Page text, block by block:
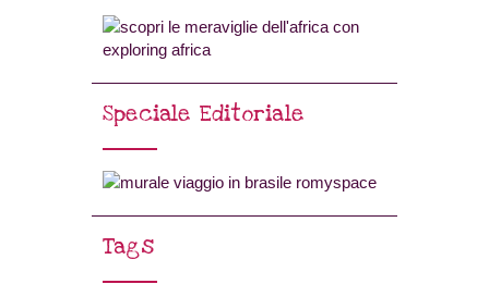
Speciale Editoriale
Tags